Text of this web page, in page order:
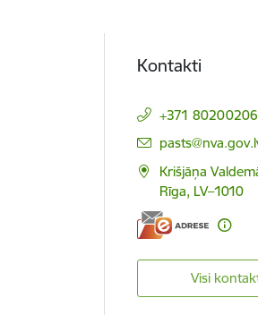
Kontakti
+371 80200206
E-pasts:
Krišjāņa
Rīga, LV–1010
Visi